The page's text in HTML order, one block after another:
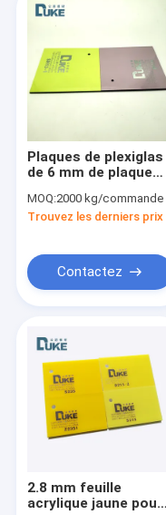
Plaques de plexiglas
de 6 mm de plaque
bain
MOQ:2000 kg/commande
Trouvez les derniers prix
Contactez
2.8 mm feuille
acrylique jaune pour